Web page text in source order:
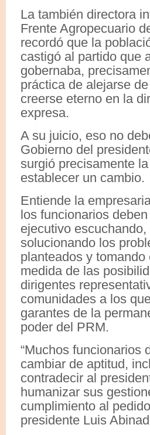
La también directora
Frente Agropecuario
recordó que la
castigó al partido que
gobernaba,
práctica de alejarse
creerse eterno en la
expresa.
A su juicio, eso no
Gobierno del
surgió precisamente
establecer un cambio.
Entiende la
los funcionarios
ejecutivo
solucionando los
planteados y
medida de las
dirigentes
comunidades a los
garantes de la
poder del PRM.
“Muchos funcionarios
cambiar de aptitud,
contradecir al
humanizar sus
cumplimiento al
presidente Luis